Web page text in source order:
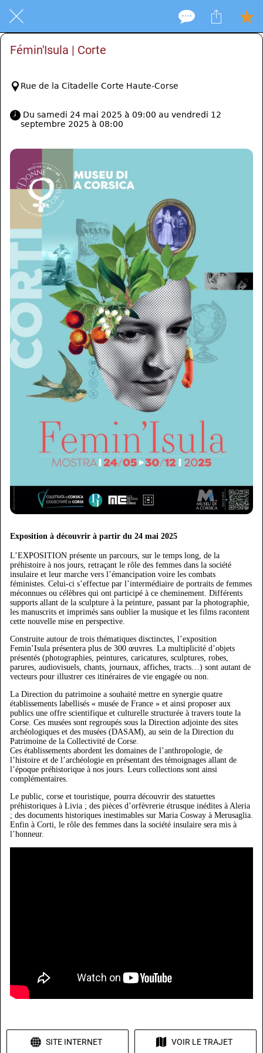
Fémin'Isula | Corte
Rue de la Citadelle Corte Haute-Corse
septembre 2025 à 08:00
Exposition à découvrir à partir du 24 mai 2025
L’EXPOSITION présente un parcours, sur le temps long, de la
préhistoire à nos jours, retraçant le rôle des femmes dans la société
insulaire et leur marche vers l’émancipation voire les combats
féministes. Celui-ci s’effectue par l’intermédiaire de portraits de femmes
méconnues ou célèbres qui ont participé à ce cheminement. Différents
supports allant de la sculpture à la peinture, passant par la photographie,
les manuscrits et imprimés sans oublier la musique et les films racontent
cette nouvelle mise en perspective.
Construite autour de trois thématiques disctinctes, l’exposition
Femin’Isula présentera plus de 300 œuvres. La multiplicité d’objets
présentés (photographies, peintures, caricatures, sculptures, robes,
parures, audiovisuels, chants, journaux, affiches, tracts…) sont autant de
vecteurs pour illustrer ces itinéraires de vie engagée ou non.
La Direction du patrimoine a souhaité mettre en synergie quatre
établissements labellisés « musée de France » et ainsi proposer aux
publics une offre scientifique et culturelle structurée à travers toute la
Corse. Ces musées sont regroupés sous la Direction adjointe des sites
archéologiques et des musées (DASAM), au sein de la Direction du
Patrimoine de la Collectivité de Corse.
Ces établissements abordent les domaines de l’anthropologie, de
l’histoire et de l’archéologie en présentant des témoignages allant de
l’époque préhistorique à nos jours. Leurs collections sont ainsi
complémentaires.
Le public, corse et touristique, pourra découvrir des statuettes
préhistoriques à Livia ; des pièces d’orfèvrerie étrusque inédites à Aleria
; des documents historiques inestimables sur Maria Cosway à Merusaglia.
Enfin à Corti, le rôle des femmes dans la société insulaire sera mis à
l’honneur.
SITE INTERNET VOIR LE TRAJET